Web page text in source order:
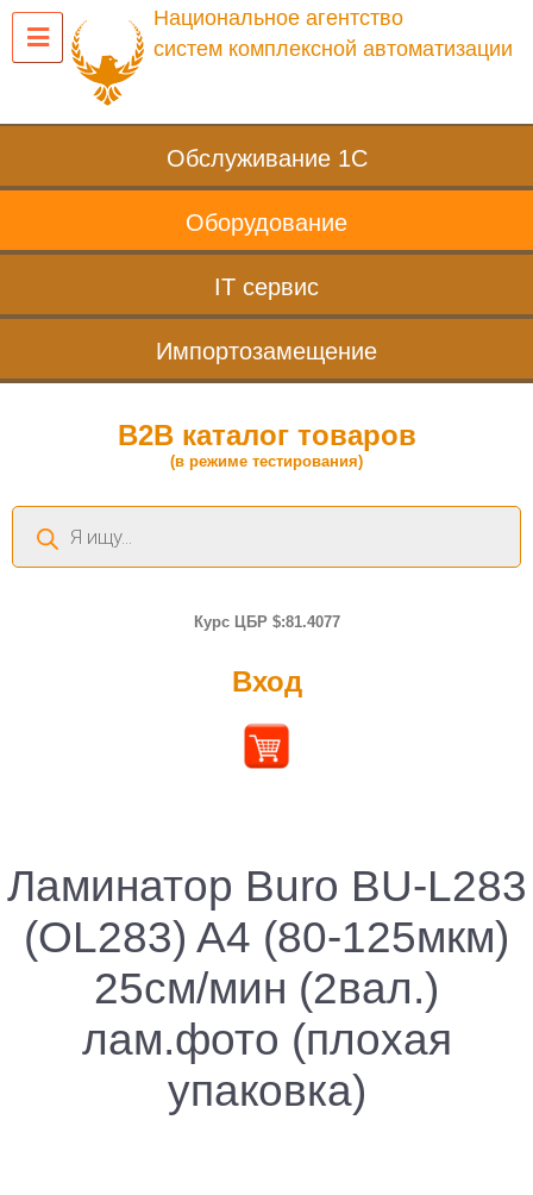
Национальное агентство
систем комплексной автоматизации
Обслуживание 1С
Оборудование
IT сервис
Импортозамещение
B2B каталог товаров
(в режиме тестирования)
Поиск
товаров
Курс ЦБР $:81.4077
Вход
Ламинатор Buro BU-L283
(OL283) A4 (80-125мкм)
25см/мин (2вал.)
лам.фото (плохая
упаковка)